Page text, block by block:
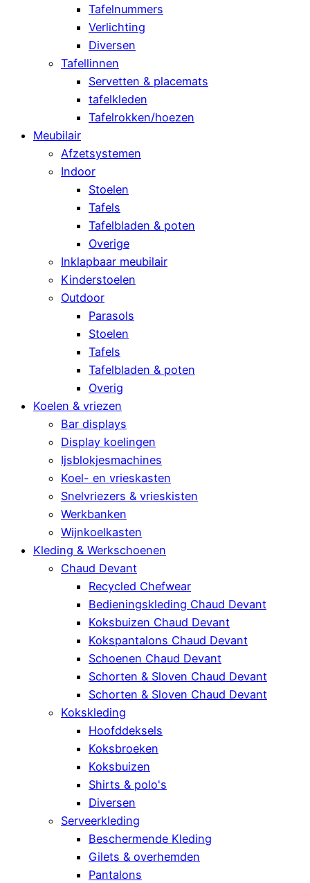
Tafelnummers
Verlichting
Diversen
Tafellinnen
Servetten & placemats
tafelkleden
Tafelrokken/hoezen
Meubilair
Afzetsystemen
Indoor
Stoelen
Tafels
Tafelbladen & poten
Overige
Inklapbaar meubilair
Kinderstoelen
Outdoor
Parasols
Stoelen
Tafels
Tafelbladen & poten
Overig
Koelen & vriezen
Bar displays
Display koelingen
Ijsblokjesmachines
Koel- en vrieskasten
Snelvriezers & vrieskisten
Werkbanken
Wijnkoelkasten
Kleding & Werkschoenen
Chaud Devant
Recycled Chefwear
Bedieningskleding Chaud Devant
Koksbuizen Chaud Devant
Kokspantalons Chaud Devant
Schoenen Chaud Devant
Schorten & Sloven Chaud Devant
Schorten & Sloven Chaud Devant
Kokskleding
Hoofddeksels
Koksbroeken
Koksbuizen
Shirts & polo's
Diversen
Serveerkleding
Beschermende Kleding
Gilets & overhemden
Pantalons